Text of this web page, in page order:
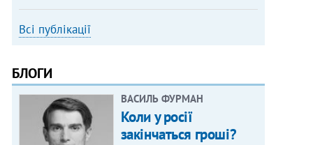
Всі публікації
БЛОГИ
ВАСИЛЬ ФУРМАН
Коли у росії
закінчаться гроші?